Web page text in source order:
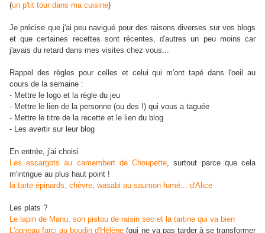
(un p'tit tour dans ma cuisine)
Je précise que j'ai peu navigué pour des raisons diverses sur vos blogs
et que certaines recettes sont récentes, d'autres un peu moins car
j'avais du retard dans mes visites chez vous...
Rappel des règles pour celles et celui qui m'ont tapé dans l'oeil au
cours de la semaine :
- Mettre le logo et la règle du jeu
- Mettre le lien de la personne (ou des !) qui vous a taguée
- Mettre le titre de la recette et le lien du blog
- Les avertir sur leur blog
En entrée, j'ai choisi
Les escargots au camembert de Choupette, surtout parce que cela
m'intrigue au plus haut point !
la tarte épinards, chèvre, wasabi au saumon fumé... d'Alice
Les plats ?
Le lapin de Manu, son pistou de raisin sec et la tartine qui va bien
L'agneau farci au boudin d'Hélène (qui ne va pas tarder à se transformer